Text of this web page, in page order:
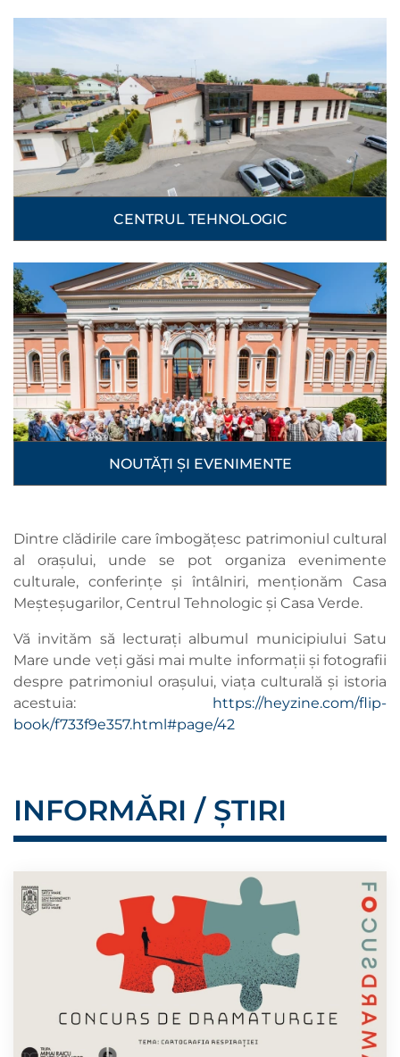
CENTRUL TEHNOLOGIC
NOUTĂȚI ȘI EVENIMENTE
Dintre clădirile care îmbogățesc patrimoniul cultural
al orașului, unde se pot organiza evenimente
culturale, conferințe și întâlniri, menționăm Casa
Meșteșugarilor, Centrul Tehnologic și Casa Verde.
Vă invităm să lecturați albumul municipiului Satu
Mare unde veți găsi mai multe informații și fotografii
despre patrimoniul orașului, viața culturală și istoria
acestuia: https://heyzine.com/flip-
book/f733f9e357.html#page/42
INFORMĂRI / ȘTIRI